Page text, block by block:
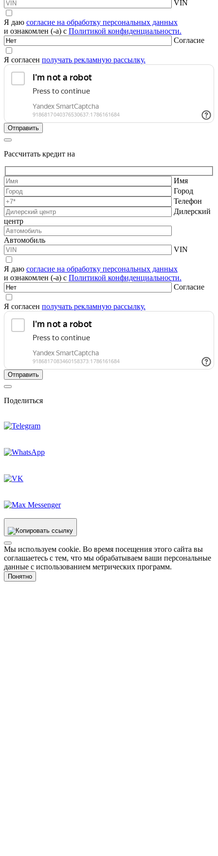
VIN
Я даю согласие на обработку персональных данных
и ознакомлен (-а) с Политикой конфиденциальности.
Согласие
Я согласен получать рекламную рассылку.
Рассчитать кредит на
Имя
Город
Телефон
Дилерский
центр
Автомобиль
VIN
Я даю согласие на обработку персональных данных
и ознакомлен (-а) с Политикой конфиденциальности.
Согласие
Я согласен получать рекламную рассылку.
Поделиться
Мы используем cookie. Во время посещения этого сайта вы
соглашаетесь с тем, что мы обрабатываем ваши персональные
данные с использованием метрических программ.
Понятно